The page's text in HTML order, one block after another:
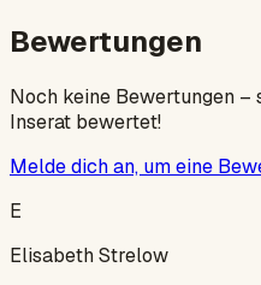
Bewertungen
Noch keine Bewertungen –
Inserat bewertet!
Melde dich an, um eine
E
Elisabeth Strelow